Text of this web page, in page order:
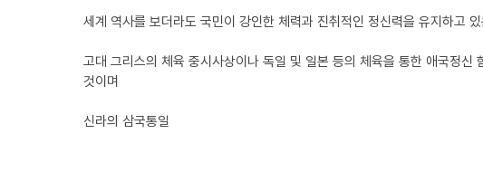
세계 역사를 보더라도 국민이 강인한 체력과 진취적인 정신력을 유지하고
고대 그리스의 체육 중시사상이나 독일 및 일본 등의 체육을 통한 애국정
것이며
신라의 삼국통일